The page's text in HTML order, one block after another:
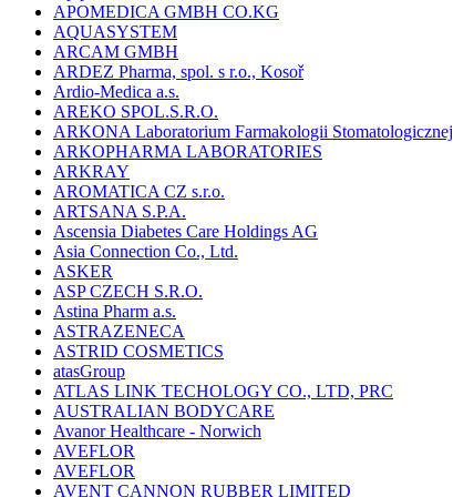
APOMEDICA GMBH CO.KG
AQUASYSTEM
ARCAM GMBH
ARDEZ Pharma, spol. s r.o., Kosoř
Ardio-Medica a.s.
AREKO SPOL.S.R.O.
ARKONA Laboratorium Farmakologii Stomatologicznej
ARKOPHARMA LABORATORIES
ARKRAY
AROMATICA CZ s.r.o.
ARTSANA S.P.A.
Ascensia Diabetes Care Holdings AG
Asia Connection Co., Ltd.
ASKER
ASP CZECH S.R.O.
Astina Pharm a.s.
ASTRAZENECA
ASTRID COSMETICS
atasGroup
ATLAS LINK TECHOLOGY CO., LTD, PRC
AUSTRALIAN BODYCARE
Avanor Healthcare - Norwich
AVEFLOR
AVEFLOR
AVENT CANNON RUBBER LIMITED